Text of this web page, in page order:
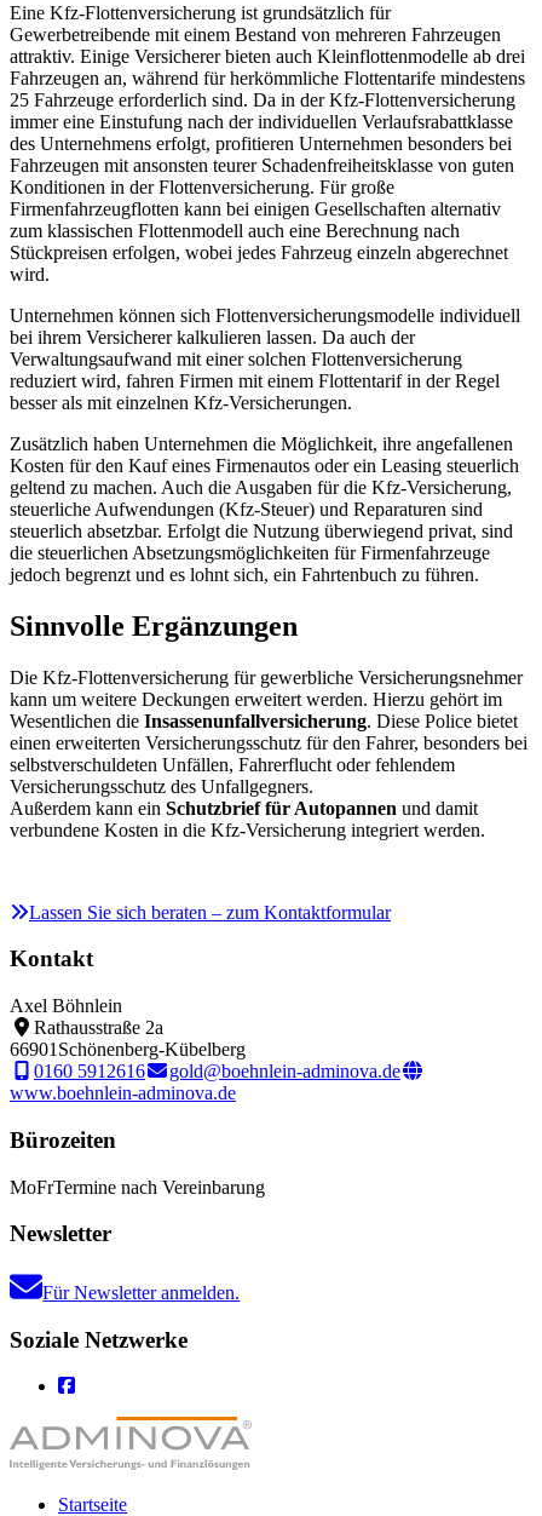
Eine Kfz-Flottenversicherung ist grundsätzlich für
Gewerbetreibende mit einem Bestand von mehreren Fahrzeugen
attraktiv. Einige Versicherer bieten auch Kleinflottenmodelle ab drei
Fahrzeugen an, während für herkömmliche Flottentarife mindestens
25 Fahrzeuge erforderlich sind. Da in der Kfz-Flottenversicherung
immer eine Einstufung nach der individuellen Verlaufsrabattklasse
des Unternehmens erfolgt, profitieren Unternehmen besonders bei
Fahrzeugen mit ansonsten teurer Schadenfreiheitsklasse von guten
Konditionen in der Flottenversicherung. Für große
Firmenfahrzeugflotten kann bei einigen Gesellschaften alternativ
zum klassischen Flottenmodell auch eine Berechnung nach
Stückpreisen erfolgen, wobei jedes Fahrzeug einzeln abgerechnet
wird.
Unternehmen können sich Flottenversicherungsmodelle individuell
bei ihrem Versicherer kalkulieren lassen. Da auch der
Verwaltungsaufwand mit einer solchen Flottenversicherung
reduziert wird, fahren Firmen mit einem Flottentarif in der Regel
besser als mit einzelnen Kfz-Versicherungen.
Zusätzlich haben Unternehmen die Möglichkeit, ihre angefallenen
Kosten für den Kauf eines Firmenautos oder ein Leasing steuerlich
geltend zu machen. Auch die Ausgaben für die Kfz-Versicherung,
steuerliche Aufwendungen (Kfz-Steuer) und Reparaturen sind
steuerlich absetzbar. Erfolgt die Nutzung überwiegend privat, sind
die steuerlichen Absetzungsmöglichkeiten für Firmenfahrzeuge
jedoch begrenzt und es lohnt sich, ein Fahrtenbuch zu führen.
Sinnvolle Ergänzungen
Die Kfz-Flottenversicherung für gewerbliche Versicherungsnehmer
kann um weitere Deckungen erweitert werden. Hierzu gehört im
Wesentlichen die Insassenunfallversicherung. Diese Police bietet
einen erweiterten Versicherungsschutz für den Fahrer, besonders bei
selbstverschuldeten Unfällen, Fahrerflucht oder fehlendem
Versicherungsschutz des Unfallgegners.
Außerdem kann ein Schutzbrief für Autopannen und damit
verbundene Kosten in die Kfz-Versicherung integriert werden.
Lassen Sie sich beraten – zum Kontaktformular
Kontakt
Axel Böhnlein
Rathausstraße 2a
66901 Schönenberg-Kübelberg
0160 5912616
gold@boehnlein-adminova.de
www.boehnlein-adminova.de
Bürozeiten
MoFrTermine nach Vereinbarung
Newsletter
Für Newsletter anmelden.
Soziale Netzwerke
Startseite